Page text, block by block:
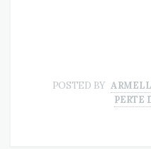
POSTED BY
PERTE